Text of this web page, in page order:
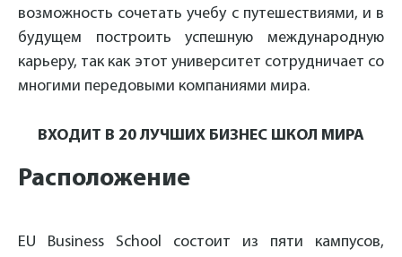
возможность сочетать учебу с путешествиями, и в
будущем построить успешную международную
карьеру, так как этот университет сотрудничает со
многими передовыми компаниями мира.
ВХОДИТ В 20 ЛУЧШИХ БИЗНЕС ШКОЛ МИРА
Расположение
EU Business School состоит из пяти кампусов,